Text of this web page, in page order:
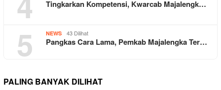
Tingkarkan Kompetensi, Kwarcab Majalengk…
5 NEWS 43 Dilihat
Pangkas Cara Lama, Pemkab Majalengka Ter…
PALING BANYAK DILIHAT